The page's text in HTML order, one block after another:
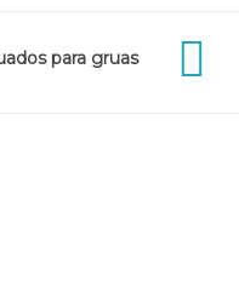
para gruas